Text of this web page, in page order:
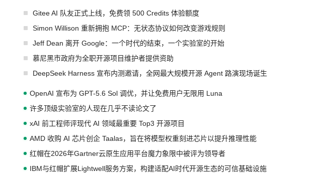
Gitee AI 队友正式上线，免费领 500 Credits 体验额度
Simon Willison 重新拥抱 MCP：无状态协议如何改变游戏规则
Jeff Dean 离开 Google：一个时代的结束，一个实验室的开始
慕尼黑市政府为全职开源项目维护者提供资助
DeepSeek Harness 宣布内测邀请，全网最大规模开源 Agent 路演现场诞生
OpenAI 宣布为 GPT-5.6 Sol 调优，并让免费用户无限用 Luna
许多顶级实验室的人现在几乎不读论文了
xAI 前工程师评现代 AI 领域最重要 Top3 开源项目
AMD 收购 AI 芯片创企 Taalas，旨在将模型权重刻进芯片以提升推理性能
红帽在2026年Gartner云原生应用平台魔力象限中被评为领导者
IBM与红帽扩展Lightwell服务方案，构建适配AI时代开源生态的可信基础设施